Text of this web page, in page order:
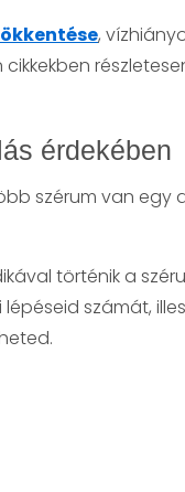
,
érdekében
szérum van egy
történik a
számát,